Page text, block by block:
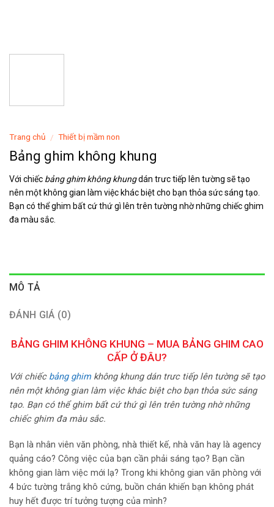
Trang chủ / Thiết bị mầm non
Bảng ghim không khung
Với chiếc bảng ghim không khungdán trưc tiếp lên tường sẽ tạo
nên một không gian làm việc khác biệt cho bạn thỏa sức sáng tạo.
Bạn có thể ghim bất cứ thứ gì lên trên tường nhờ những chiếc ghim
đa màu sắc.
MÔ TẢ
ĐÁNH GIÁ (0)
BẢNG GHIM KHÔNG KHUNG – MUA BẢNG GHIM CAO
CẤP Ở ĐÂU?
Với chiếc bảng ghim không khung dán trưc tiếp lên tường sẽ tạo
nên một không gian làm việc khác biệt cho bạn thỏa sức sáng
tạo. Bạn có thể ghim bất cứ thứ gì lên trên tường nhờ những
chiếc ghim đa màu sắc.
Bạn là nhân viên văn phòng, nhà thiết kế, nhà văn hay là agency
quảng cáo? Công việc của bạn cần phải sáng tạo? Bạn cần
không gian làm việc mới lạ? Trong khi không gian văn phòng với
4 bức tường trắng khô cứng, buồn chán khiến bạn không phát
huy hết được trí tưởng tượng của mình?